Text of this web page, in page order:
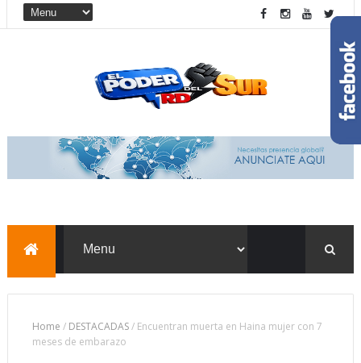
Home / DESTACADAS/ Encuentran muerta en Haina mujer con 7
meses de embarazo